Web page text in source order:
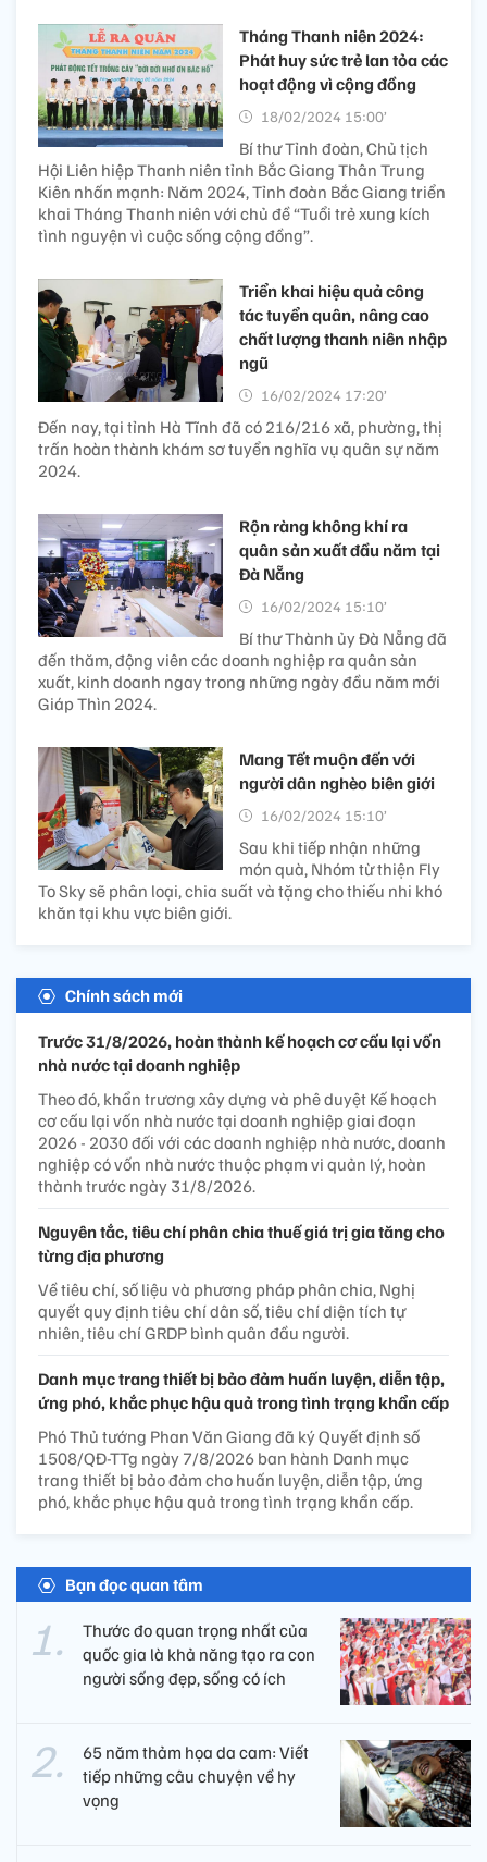
Tháng Thanh niên 2024:
Phát huy sức trẻ lan tỏa các
hoạt động vì cộng đồng
18/02/2024 15:00’
Bí thư Tỉnh đoàn, Chủ tịch
Hội Liên hiệp Thanh niên tỉnh Bắc Giang Thân Trung
Kiên nhấn mạnh: Năm 2024, Tỉnh đoàn Bắc Giang triển
khai Tháng Thanh niên với chủ đề “Tuổi trẻ xung kích
tình nguyện vì cuộc sống cộng đồng”.
Triển khai hiệu quả công
tác tuyển quân, nâng cao
chất lượng thanh niên nhập
ngũ
16/02/2024 17:20’
Đến nay, tại tỉnh Hà Tĩnh đã có 216/216 xã, phường, thị
trấn hoàn thành khám sơ tuyển nghĩa vụ quân sự năm
2024.
Rộn ràng không khí ra
quân sản xuất đầu năm tại
Đà Nẵng
16/02/2024 15:10’
Bí thư Thành ủy Đà Nẵng đã
đến thăm, động viên các doanh nghiệp ra quân sản
xuất, kinh doanh ngay trong những ngày đầu năm mới
Giáp Thìn 2024.
Mang Tết muộn đến với
người dân nghèo biên giới
16/02/2024 15:10’
Sau khi tiếp nhận những
món quà, Nhóm từ thiện Fly
To Sky sẽ phân loại, chia suất và tặng cho thiếu nhi khó
khăn tại khu vực biên giới.
Chính sách mới
Trước 31/8/2026, hoàn thành kế hoạch cơ cấu lại vốn
nhà nước tại doanh nghiệp
Theo đó, khẩn trương xây dựng và phê duyệt Kế hoạch
cơ cấu lại vốn nhà nước tại doanh nghiệp giai đoạn
2026 - 2030 đối với các doanh nghiệp nhà nước, doanh
nghiệp có vốn nhà nước thuộc phạm vi quản lý, hoàn
thành trước ngày 31/8/2026.
Nguyên tắc, tiêu chí phân chia thuế giá trị gia tăng cho
từng địa phương
Về tiêu chí, số liệu và phương pháp phân chia, Nghị
quyết quy định tiêu chí dân số, tiêu chí diện tích tự
nhiên, tiêu chí GRDP bình quân đầu người.
Danh mục trang thiết bị bảo đảm huấn luyện, diễn tập,
ứng phó, khắc phục hậu quả trong tình trạng khẩn cấp
Phó Thủ tướng Phan Văn Giang đã ký Quyết định số
1508/QĐ-TTg ngày 7/8/2026 ban hành Danh mục
trang thiết bị bảo đảm cho huấn luyện, diễn tập, ứng
phó, khắc phục hậu quả trong tình trạng khẩn cấp.
Bạn đọc quan tâm
Thước đo quan trọng nhất của
quốc gia là khả năng tạo ra con
người sống đẹp, sống có ích
65 năm thảm họa da cam: Viết
tiếp những câu chuyện về hy
vọng